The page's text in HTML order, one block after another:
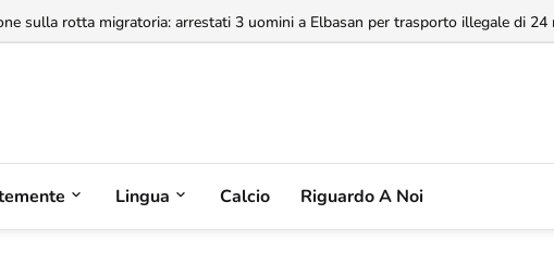
revocata la concessione dell'Aeroporto di Valona, MABCO ricorrerà
Lingua Calcio Riguardo A Noi